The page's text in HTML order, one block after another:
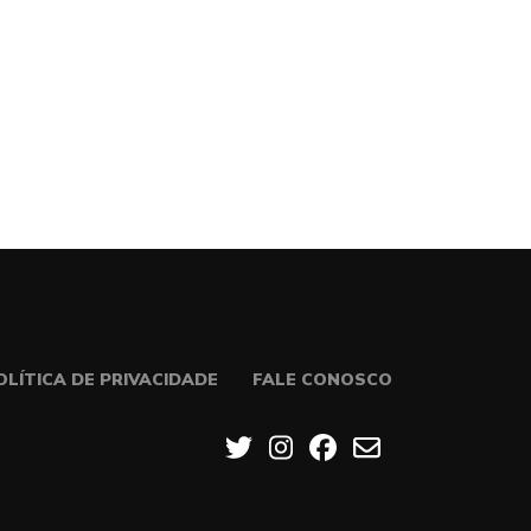
DE PRIVACIDADE FALE CONOSCO